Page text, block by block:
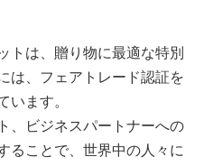
トは、贈り物に最適な特別
は、フェアトレード認証を
います。
、ビジネスパートナーへの
ることで、世界中の人々に